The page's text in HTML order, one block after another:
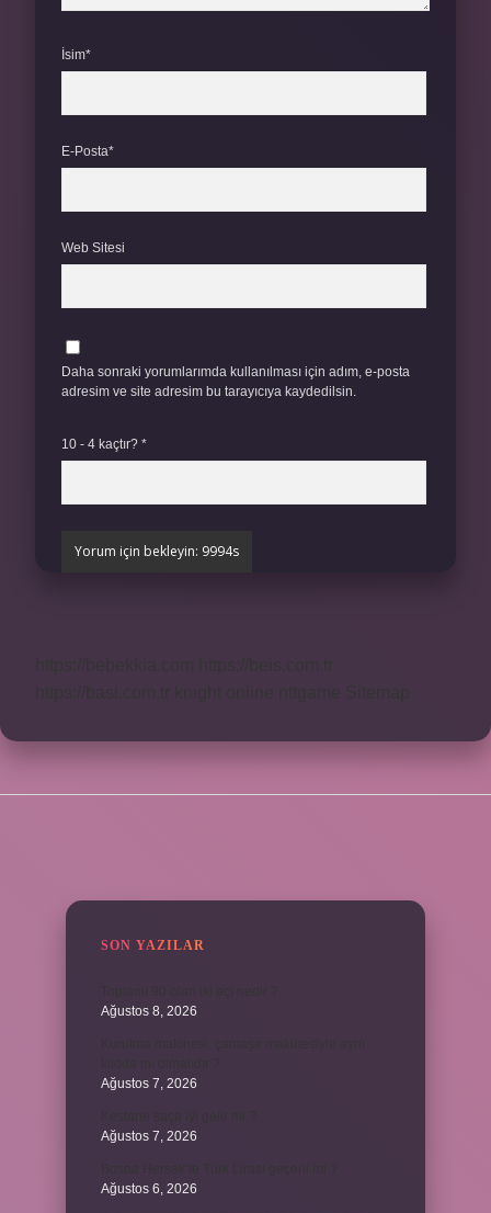
İsim*
E-Posta*
Web Sitesi
Daha sonraki yorumlarımda kullanılması için adım, e-posta
adresim ve site adresim bu tarayıcıya kaydedilsin.
10 - 4 kaçtır? *
SON YAZILAR
Ağustos 8, 2026
Ağustos 7, 2026
Ağustos 7, 2026
Ağustos 6, 2026